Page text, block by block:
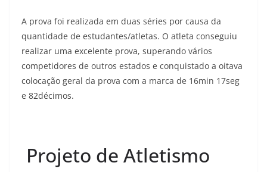
A prova foi realizada em duas séries por causa da
quantidade de estudantes/atletas. O atleta conseguiu
realizar uma excelente prova, superando vários
competidores de outros estados e conquistado a oitava
colocação geral da prova com a marca de 16min 17seg
e 82décimos.
Projeto de Atletismo